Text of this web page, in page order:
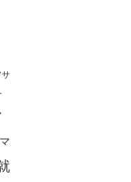
サ